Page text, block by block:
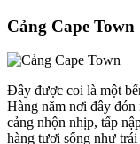
Cảng Cape Town
Đây được coi là một
Hàng năm nơi đây đón
cảng nhộn nhịp, tấp
hàng tươi sống như